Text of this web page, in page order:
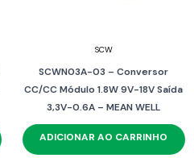
SCW
SCWN03A-03 – Conversor
CC/CC Módulo 1.8W 9V-18V Saída
3,3V-0.6A – MEAN WELL
ADICIONAR AO CARRINHO